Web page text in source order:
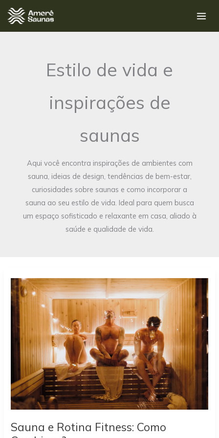
para
o
Estilo de vida e
inspirações de
saunas
Aqui você encontra inspirações de ambientes com
sauna, ideias de design, tendências de bem-estar,
curiosidades sobre saunas e como incorporar a
sauna ao seu estilo de vida. Ideal para quem busca
um espaço sofisticado e relaxante em casa, aliado à
saúde e qualidade de vida.
Sauna e Rotina Fitness: Como